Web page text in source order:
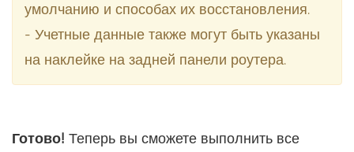
умолчанию и способах их восстановления.
- Учетные данные также могут быть указаны
на наклейке на задней панели роутера.
Готово! Теперь вы сможете выполнить все